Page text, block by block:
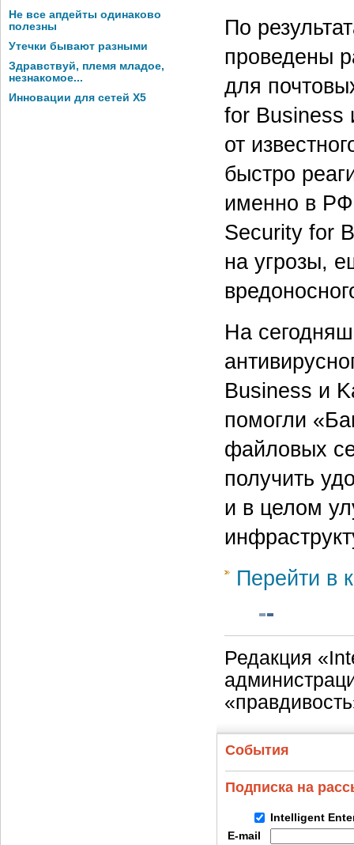
Не все апдейты одинаково
полезны
Утечки бывают разными
Здравствуй, племя младое,
незнакомое...
Инновации для сетей X5
По
проведены
для
for Business
от
быстро
именно в
Security for
на угрозы,
На
Business и
помогли
файловых
получить
и в целом
Перейти в
Редакция
События
Подписка на
Intelligent
E-mail